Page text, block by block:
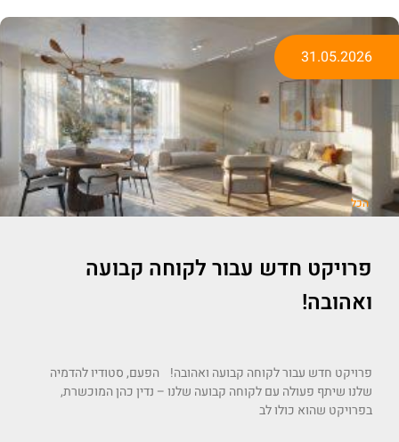
הכל
פרויקט חדש עבור לקוחה קבועה
ואהובה!
פרויקט חדש עבור לקוחה קבועה ואהובה! הפעם, סטודיו להדמיה
שלנו שיתף פעולה עם לקוחה קבועה שלנו – נדין כהן המוכשרת,
בפרויקט שהוא כולו לב
31.05.2026